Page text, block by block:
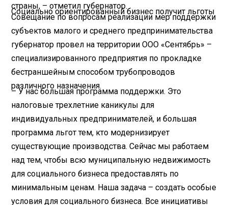
страны, – отметил губернатор.
Социально ориентированный бизнес получит льготы
Совещание по вопросам реа­лизации мер поддержки
субъектов малого и среднего предпринимательства
губернатор провел на территории ООО «Сентябрь» –
специализированного предприятия по прокладке
бестраншейным способом трубопроводов
различного назначения.
– У нас большая программа поддержки. Это
налоговые трехлетние каникулы для
индивидуальных предпринимателей, и большая
программа льгот тем, кто модернизирует
существующие производства. Сейчас мы работаем
над тем, чтобы всю муниципальную недвижимость
для социального бизнеса предоставлять по
минимальным ценам. Наша задача – создать особые
условия для социального бизнеса. Все инициативы